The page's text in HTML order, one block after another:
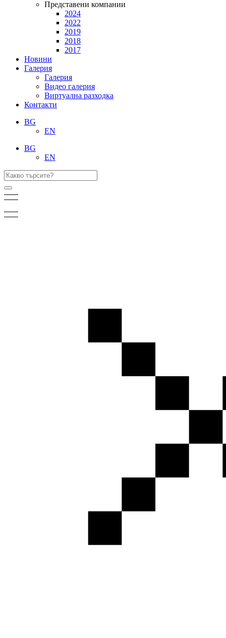
Представени компании
2024
2022
2019
2018
2017
Новини
Галерия
Галерия
Видео галерия
Виртуална разходка
Контакти
BG
EN
BG
EN